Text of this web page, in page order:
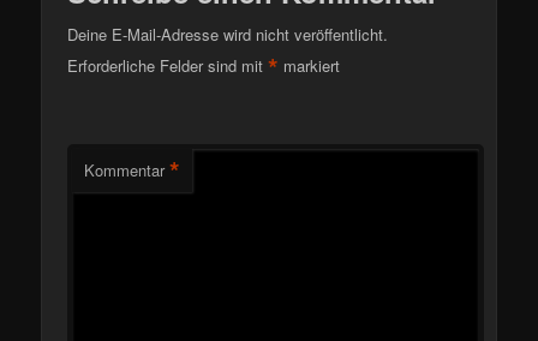
Deine E-Mail-Adresse wird nicht veröffentlicht.
Erforderliche Felder sind mit* markiert
Kommentar *